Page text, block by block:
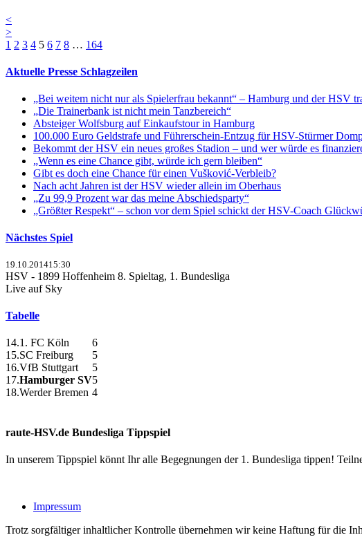
<
>
1 2 3 4 5 6 7 8 … 164
Aktuelle Presse Schlagzeilen
„Bei weitem nicht nur als Spielerfrau bekannt“ – Hamburg und der HSV
„Die Trainerbank ist nicht mein Tanzbereich“
Absteiger Wolfsburg auf Einkaufstour in Hamburg
100.000 Euro Geldstrafe und Führerschein-Entzug für HSV-Stürmer
Bekommt der HSV ein neues großes Stadion – und wer würde es
„Wenn es eine Chance gibt, würde ich gern bleiben“
Gibt es doch eine Chance für einen Vušković-Verbleib?
Nach acht Jahren ist der HSV wieder allein im Oberhaus
„Zu 99,9 Prozent war das meine Abschiedsparty“
„Größter Respekt“ – schon vor dem Spiel schickt der HSV-Coach
Nächstes Spiel
19.10.201415:30
HSV - 1899 Hoffenheim 8. Spieltag, 1. Bundesliga
Live auf Sky
Tabelle
14.1. FC Köln
6
15.SC Freiburg
5
16.VfB Stuttgart
5
17.Hamburger SV5
18.Werder Bremen 4
raute-HSV.de Bundesliga Tippspiel
In unserem Tippspiel könnt Ihr alle Begegnungen der 1. Bundesliga tippen!
Impressum
Trotz sorgfältiger inhaltlicher Kontrolle übernehmen wir keine Haftung für die